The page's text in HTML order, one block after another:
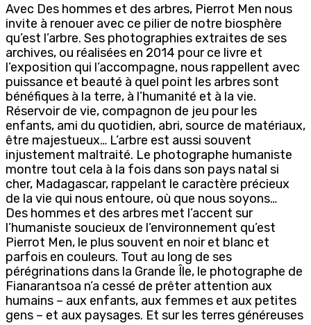
Avec Des hommes et des arbres, Pierrot Men nous
invite à renouer avec ce pilier de notre biosphère
qu’est l’arbre. Ses photographies extraites de ses
archives, ou réalisées en 2014 pour ce livre et
l’exposition qui l’accompagne, nous rappellent avec
puissance et beauté à quel point les arbres sont
bénéfiques à la terre, à l’humanité et à la vie.
Réservoir de vie, compagnon de jeu pour les
enfants, ami du quotidien, abri, source de matériaux,
être majestueux… L’arbre est aussi souvent
injustement maltraité. Le photographe humaniste
montre tout cela à la fois dans son pays natal si
cher, Madagascar, rappelant le caractère précieux
de la vie qui nous entoure, où que nous soyons…
Des hommes et des arbres met l’accent sur
l’humaniste soucieux de l’environnement qu’est
Pierrot Men, le plus souvent en noir et blanc et
parfois en couleurs. Tout au long de ses
pérégrinations dans la Grande Île, le photographe de
Fianarantsoa n’a cessé de prêter attention aux
humains – aux enfants, aux femmes et aux petites
gens – et aux paysages. Et sur les terres généreuses